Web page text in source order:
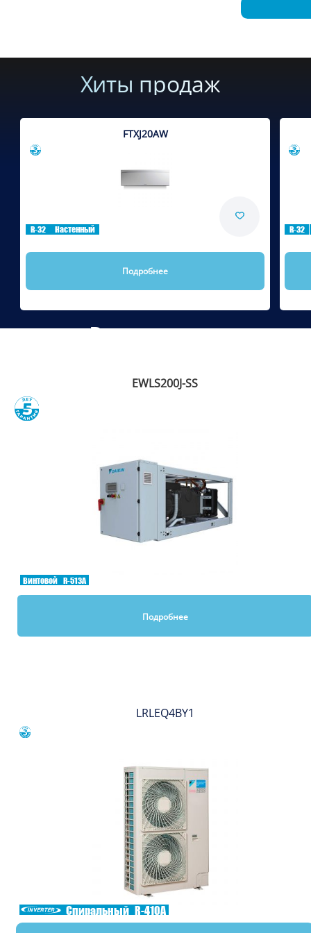
Хиты продаж
FTXJ20AW
R-32 Настенный
Подробнее
R-32
Рекомендуем
EWLS200J-SS
Винтовой R-513A
Подробнее
LRLEQ4BY1
Спиральный R-410A